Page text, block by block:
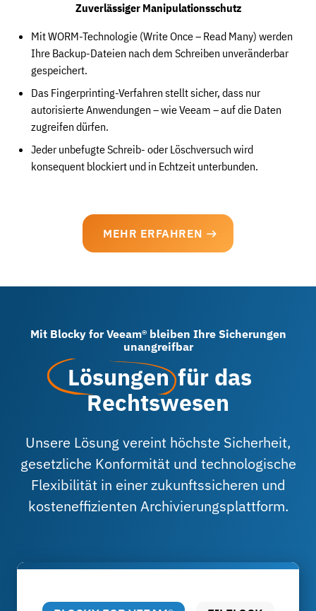
Zuverlässiger Manipulationsschutz
Mit WORM-Technologie (Write Once – Read Many) werden
Ihre Backup-Dateien nach dem Schreiben unveränderbar
gespeichert.
Das Fingerprinting-Verfahren stellt sicher, dass nur
autorisierte Anwendungen – wie Veeam – auf die Daten
zugreifen dürfen.
Jeder unbefugte Schreib- oder Löschversuch wird
konsequent blockiert und in Echtzeit unterbunden.
MEHR ERFAHREN
Mit Blocky for Veeam® bleiben Ihre Sicherungen
unangreifbar
Lösungenfür das
Rechtswesen
Unsere Lösung vereint höchste Sicherheit,
gesetzliche Konformität und technologische
Flexibilität in einer zukunftssicheren und
kosteneffizienten Archivierungsplattform.